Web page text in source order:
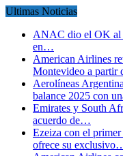
Ultimas Noticias
ANAC dio el OK al
en…
American Airlines
Montevideo a partir
Aerolíneas
balance 2025 con
Emirates y South
acuerdo de…
Ezeiza con el
ofrece su